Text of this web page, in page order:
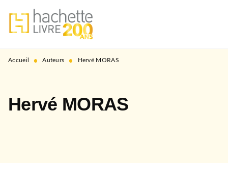
MENU RECHERCHE
PIED DE PAGE
Accueil • Auteurs • Hervé MORAS
Hervé MORAS